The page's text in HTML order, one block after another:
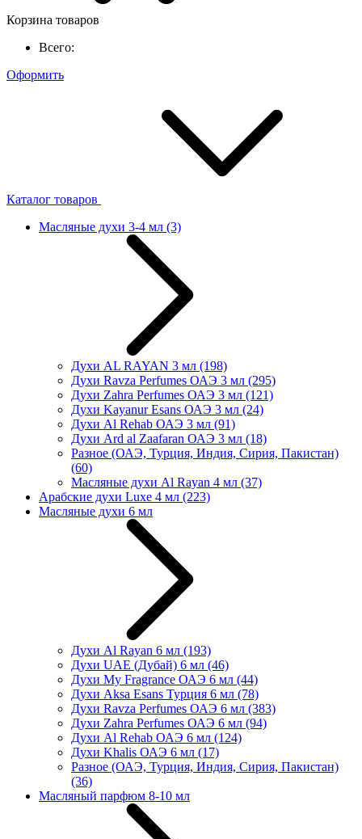
Корзина товаров
Всего:
Оформить
Каталог товаров
Масляные духи 3-4 мл (3)
Духи AL RAYAN 3 мл (198)
Духи Ravza Perfumes ОАЭ 3 мл (295)
Духи Zahra Perfumes ОАЭ 3 мл (121)
Духи Kayanur Esans ОАЭ 3 мл (24)
Духи Al Rehab ОАЭ 3 мл (91)
Духи Ard al Zaafaran ОАЭ 3 мл (18)
Разное (ОАЭ, Турция, Индия, Сирия, Пакистан)
(60)
Масляные духи Al Rayan 4 мл (37)
Арабские духи Luxe 4 мл (223)
Масляные духи 6 мл
Духи Al Rayan 6 мл (193)
Духи UAE (Дубай) 6 мл (46)
Духи My Fragrance ОАЭ 6 мл (44)
Духи Aksa Esans Турция 6 мл (78)
Духи Ravza Perfumes ОАЭ 6 мл (383)
Духи Zahra Perfumes ОАЭ 6 мл (94)
Духи Al Rehab ОАЭ 6 мл (124)
Духи Khalis ОАЭ 6 мл (17)
Разное (ОАЭ, Турция, Индия, Сирия, Пакистан)
(36)
Масляный парфюм 8-10 мл